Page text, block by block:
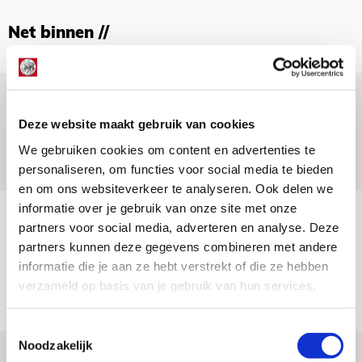
Deze website maakt gebruik van cookies
We gebruiken cookies om content en advertenties te
personaliseren, om functies voor social media te bieden
en om ons websiteverkeer te analyseren. Ook delen we
informatie over je gebruik van onze site met onze
partners voor social media, adverteren en analyse. Deze
partners kunnen deze gegevens combineren met andere
informatie die je aan ze hebt verstrekt of die ze hebben
verzameld op basis van je gebruik van hun services.
Noodzakelijk
Net binnen //
leidersrol bij Ajax
05 AUGUSTUS 2026 - 20:00
NIEUWS
Míchels elf: zie jij al rol voor
aanwinsten in thuisduel met
Shelbourne?
05 AUGUSTUS 2026 - 15:35
NIEUWS